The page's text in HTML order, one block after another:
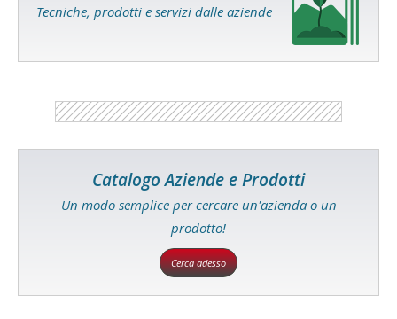
Tecniche, prodotti e servizi dalle aziende
Catalogo Aziende e Prodotti
Un modo semplice per cercare un'azienda o un
prodotto!
Cerca adesso